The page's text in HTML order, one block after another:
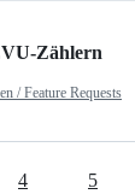
Zählern
/ Feature Requests
4 5